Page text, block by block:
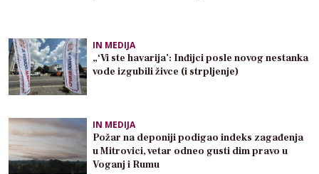
IN MEDIJA
„‘Vi ste havarija’: Inđijci posle novog nestanka
vode izgubili živce (i strpljenje)
IN MEDIJA
Požar na deponiji podigao indeks zagađenja
u Mitrovici, vetar odneo gusti dim pravo u
Voganj i Rumu